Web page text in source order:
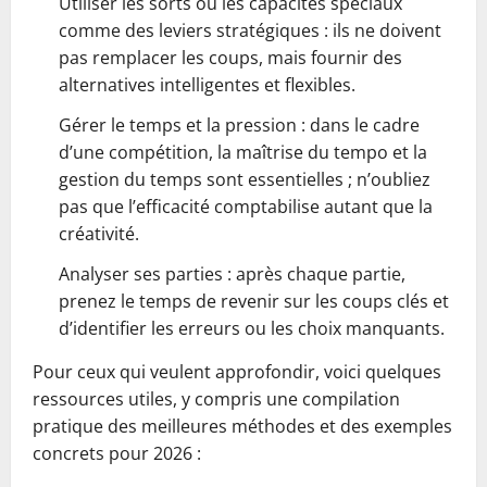
comme des leviers stratégiques : ils ne doivent
pas remplacer les coups, mais fournir des
alternatives intelligentes et flexibles.
Gérer le temps et la pression : dans le cadre
d’une compétition, la maîtrise du tempo et la
gestion du temps sont essentielles ; n’oubliez
pas que l’efficacité comptabilise autant que la
créativité.
Analyser ses parties : après chaque partie,
prenez le temps de revenir sur les coups clés et
d’identifier les erreurs ou les choix manquants.
Pour ceux qui veulent approfondir, voici quelques
ressources utiles, y compris une compilation
pratique des meilleures méthodes et des exemples
concrets pour 2026 :